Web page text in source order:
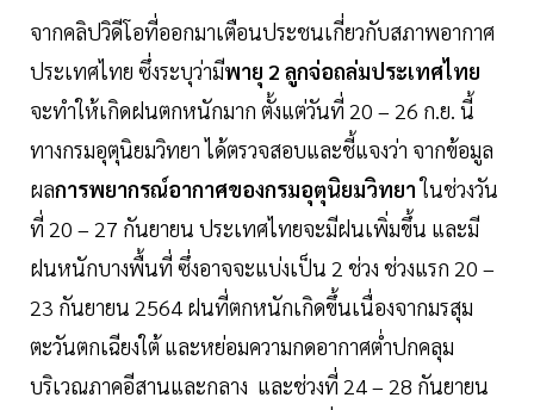
จากคลิปวิดีโอที่ออกมาเตือนประชนเกี่ยวกับสภาพอากาศ
ประเทศไทย ซึ่งระบุว่ามีพายุ 2 ลูกจ่อถล่มประเทศไทย
จะทำให้เกิดฝนตกหนักมาก ตั้งแต่วันที่ 20 – 26 ก.ย. นี้
ทางกรมอุตุนิยมวิทยา ได้ตรวจสอบและชี้แจงว่า จากข้อมูล
ผลการพยากรณ์อากาศของกรมอุตุนิยมวิทยาในช่วงวัน
ที่ 20 – 27 กันยายน ประเทศไทยจะมีฝนเพิ่มขึ้น และมี
ฝนหนักบางพื้นที่ ซึ่งอาจจะแบ่งเป็น 2 ช่วง ช่วงแรก 20 –
23 กันยายน 2564 ฝนที่ตกหนักเกิดขึ้นเนื่องจากมรสุม
ตะวันตกเฉียงใต้ และหย่อมความกดอากาศต่ำปกคลุม
บริเวณภาคอีสานและกลาง และช่วงที่ 24 – 28 กันยายน